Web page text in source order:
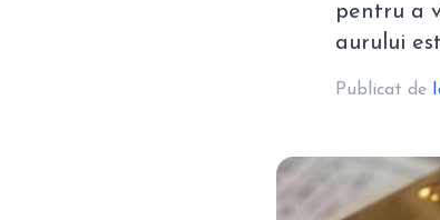
pentru a
aurului
Publicat de